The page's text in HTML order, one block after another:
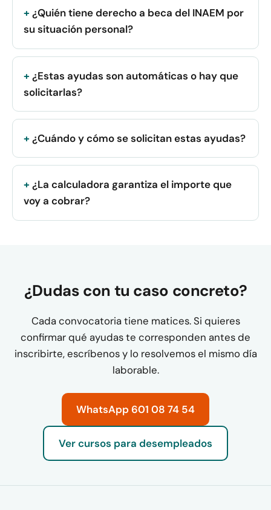
¿Quién tiene derecho a beca del INAEM por
su situación personal?
¿Estas ayudas son automáticas o hay que
solicitarlas?
¿Cuándo y cómo se solicitan estas ayudas?
¿La calculadora garantiza el importe que
voy a cobrar?
¿Dudas con tu caso concreto?
Cada convocatoria tiene matices. Si quieres
confirmar qué ayudas te corresponden antes de
inscribirte, escríbenos y lo resolvemos el mismo día
laborable.
WhatsApp 601 08 74 54
Ver cursos para desempleados